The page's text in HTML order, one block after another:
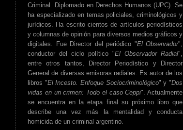
Criminal. Diplomado en Derechos Humanos (UPC). Se
ha especializado en temas policiales, criminológicos y
jurídicos. Ha escrito cientos de artículos periodísticos
y columnas de opinión para diversos medios gráficos y
digitales. Fue Director del periódico "El Observador",
conductor del ciclo político "El Observador Radial",
entre otros tantos, Director Periodístico y Director
General de diversas emisoras radiales. Es autor de los
libros "El Incesto. Enfoque Sociocriminológico" y "Dos
vidas en un crimen: Todo el caso Ceppi". Actualmente
se encuentra en la etapa final su próximo libro que
describe una vez más la mentalidad y conducta
homicida de un criminal argentino.